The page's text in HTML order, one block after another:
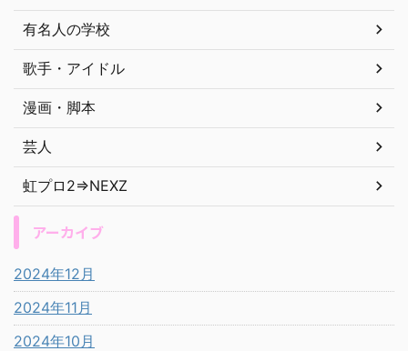
有名人の学校
歌手・アイドル
漫画・脚本
芸人
虹プロ2⇒NEXZ
アーカイブ
2024年12月
2024年11月
2024年10月